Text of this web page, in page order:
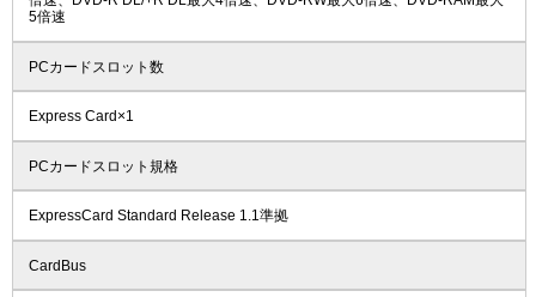
5倍速
PCカードスロット数
Express Card×1
PCカードスロット規格
ExpressCard Standard Release 1.1準拠
CardBus